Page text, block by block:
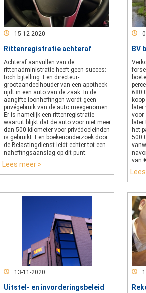
15-12-2020
Rittenregistratie achteraf
Achteraf aanvullen van de
rittenadministratie heeft geen succes:
toch bijtelling. Een directeur-
grootaandeelhouder van een apotheek
rijdt in een auto van de zaak. In de
aangifte loonheffingen wordt geen
privégebruik van de auto meegenomen.
Er is namelijk een rittenregistratie
waaruit blijkt dat de auto voor niet meer
dan 500 kilometer voor privédoeleinden
is gebruikt. Een boekenonderzoek door
de Belastingdienst leidt echter tot een
naheffingsaanslag op dit punt.
Lees meer >
BV
voor
het
van
13-11-2020
Uitstel- en invorderingsbeleid